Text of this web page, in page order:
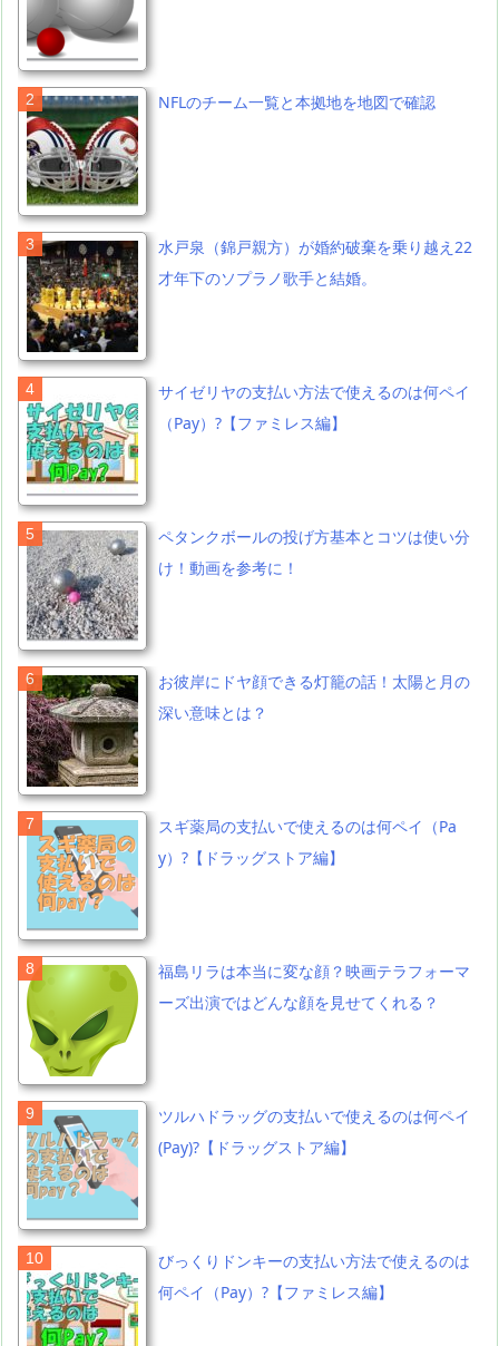
NFLのチーム一覧と本拠地を地図で確認
水戸泉（錦戸親方）が婚約破棄を乗り越え22
才年下のソプラノ歌手と結婚。
サイゼリヤの支払い方法で使えるのは何ペイ
（Pay）?【ファミレス編】
ペタンクボールの投げ方基本とコツは使い分
け！動画を参考に！
お彼岸にドヤ顔できる灯籠の話！太陽と月の
深い意味とは？
スギ薬局の支払いで使えるのは何ペイ（Pa
y）?【ドラッグストア編】
福島リラは本当に変な顔？映画テラフォーマ
ーズ出演ではどんな顔を見せてくれる？
ツルハドラッグの支払いで使えるのは何ペイ
(Pay)?【ドラッグストア編】
びっくりドンキーの支払い方法で使えるのは
何ペイ（Pay）?【ファミレス編】